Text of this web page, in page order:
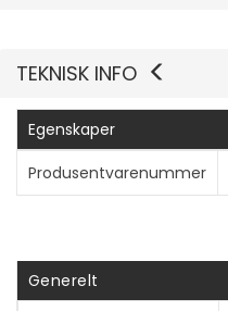
TEKNISK INFO
Egenskaper
Produsentvarenummer
Generelt